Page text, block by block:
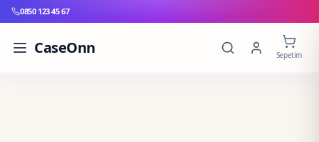
0850 123 45 67
CaseOnn Sepetim